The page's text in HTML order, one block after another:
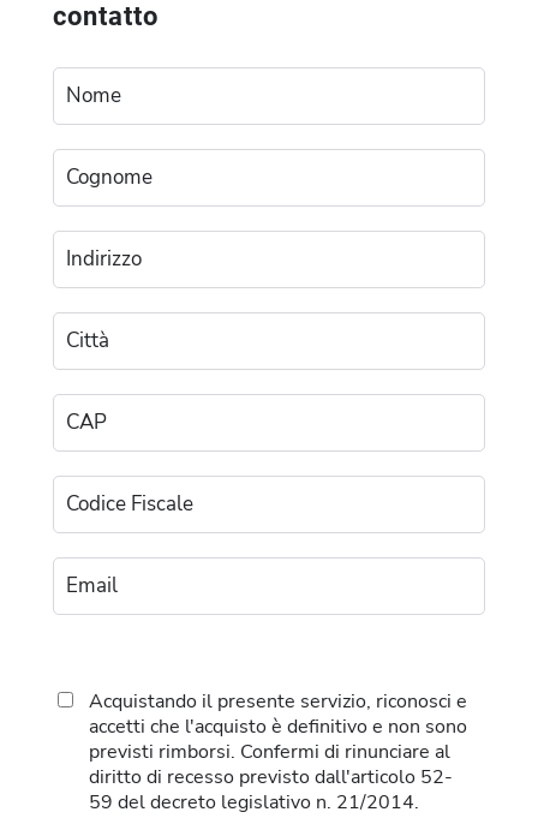
contatto
Acquistando il presente servizio, riconosci e
accetti che l'acquisto è definitivo e non sono
previsti rimborsi. Confermi di rinunciare al
diritto di recesso previsto dall'articolo 52-
59 del decreto legislativo n. 21/2014.